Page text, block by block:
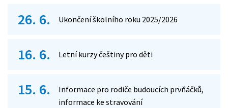
26. 6. Ukončení školního roku 2025/2026
16. 6. Letní kurzy češtiny pro děti
15. 6.
Informace pro rodiče budoucích prvňáčků,
informace ke stravování